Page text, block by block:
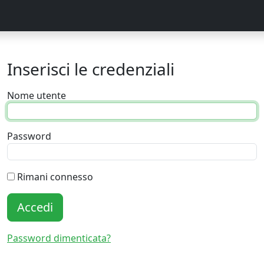
Inserisci le credenziali
Nome utente
Password
Rimani connesso
Accedi
Password dimenticata?